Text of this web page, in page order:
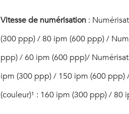
Vitesse de numérisation:
(300 ppp) / 80 ipm (600 ppp) /
ppp) / 60 ipm (600 ppp)/
ipm (300 ppp) / 150 ipm (600 ppp)
(couleur)¹ : 160 ipm (300 ppp) / 80